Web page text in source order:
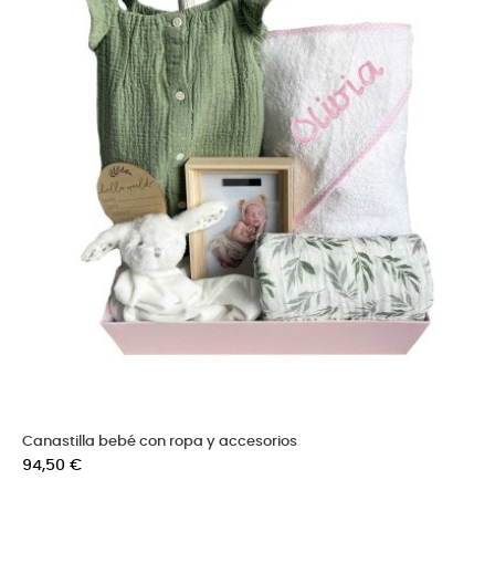
Canastilla bebé con ropa y accesorios
Precio
94,50 €